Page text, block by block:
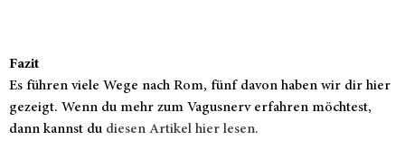
Fazit
Es führen viele Wege nach Rom, fünf davon haben wir dir hier
gezeigt. Wenn du mehr zum Vagusnerv erfahren möchtest,
dann kannst du diesen Artikel hier lesen.